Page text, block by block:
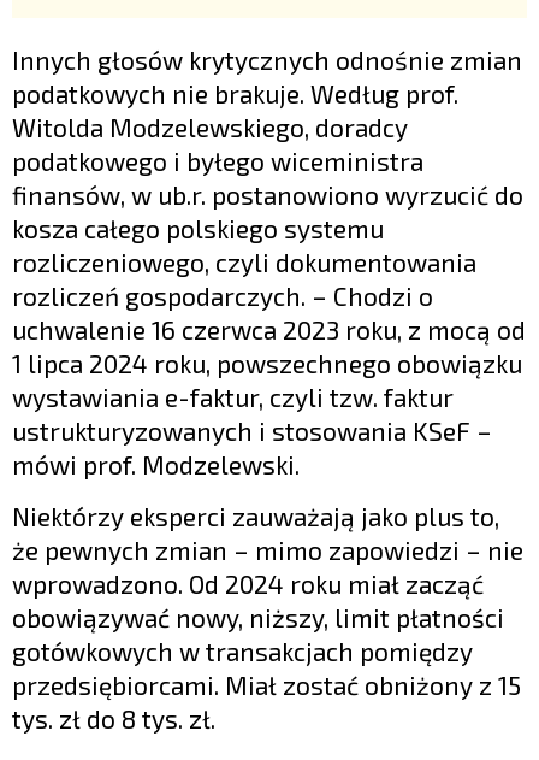
Innych głosów krytycznych odnośnie zmian
podatkowych nie brakuje. Według prof.
Witolda Modzelewskiego, doradcy
podatkowego i byłego wiceministra
finansów, w ub.r. postanowiono wyrzucić do
kosza całego polskiego systemu
rozliczeniowego, czyli dokumentowania
rozliczeń gospodarczych. – Chodzi o
uchwalenie 16 czerwca 2023 roku, z mocą od
1 lipca 2024 roku, powszechnego obowiązku
wystawiania e-faktur, czyli tzw. faktur
ustrukturyzowanych i stosowania KSeF –
mówi prof. Modzelewski.
Niektórzy eksperci zauważają jako plus to,
że pewnych zmian – mimo zapowiedzi – nie
wprowadzono. Od 2024 roku miał zacząć
obowiązywać nowy, niższy, limit płatności
gotówkowych w transakcjach pomiędzy
przedsiębiorcami. Miał zostać obniżony z 15
tys. zł do 8 tys. zł.